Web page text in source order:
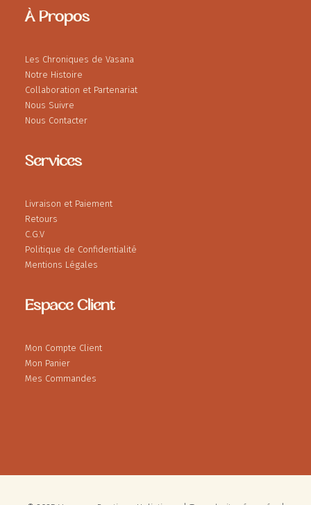
À Propos
Les Chroniques de Vasana
Notre Histoire
Collaboration et Partenariat
Nous Suivre
Nous Contacter
Services
Livraison et Paiement
Retours
C.G.V
Politique de Confidentialité
Mentions Légales
Espace Client
Mon Compte Client
Mon Panier
Mes Commandes